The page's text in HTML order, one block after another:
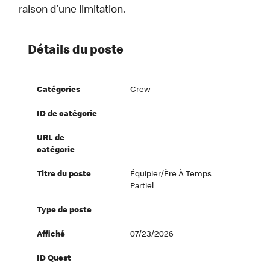
raison d’une limitation.
Détails du poste
Catégories Crew
ID de catégorie
URL de
catégorie
Titre du poste
Équipier/ère À Temps
Partiel
Type de poste
Affiché 07/23/2026
ID Quest